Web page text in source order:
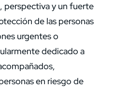
perspectiva y un fuerte
de las personas
urgentes o
dedicado a
en riesgo de